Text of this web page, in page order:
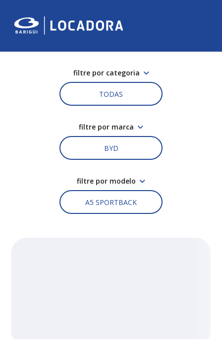
filtre por categoria
TODAS
filtre por marca
BYD
filtre por modelo
A5 SPORTBACK